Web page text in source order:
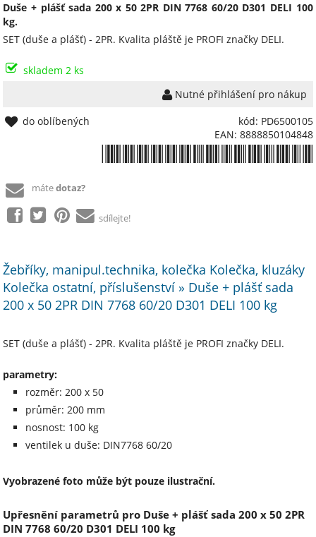
Duše + plášť sada 200 x 50 2PR DIN 7768 60/20 D301 DELI 100
kg.
SET (duše a plášť) - 2PR. Kvalita pláště je PROFI značky DELI.
skladem 2 ks
Nutné přihlášení pro nákup
kód: PD6500105
EAN: 8888850104848
do oblíbených
mátedotaz?
sdílejte!
Žebříky, manipul.technika, kolečka Kolečka, kluzáky
Kolečka ostatní, příslušenství » Duše + plášť sada
200 x 50 2PR DIN 7768 60/20 D301 DELI 100 kg
SET (duše a plášť) - 2PR. Kvalita pláště je PROFI značky DELI.
parametry:
rozměr: 200 x 50
průměr: 200 mm
nosnost: 100 kg
ventilek u duše: DIN7768 60/20
Vyobrazené foto může být pouze ilustrační.
Upřesnění parametrů pro Duše + plášť sada 200 x 50 2PR
DIN 7768 60/20 D301 DELI 100 kg